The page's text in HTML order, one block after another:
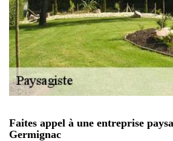
Faites appel à une entreprise
Germignac